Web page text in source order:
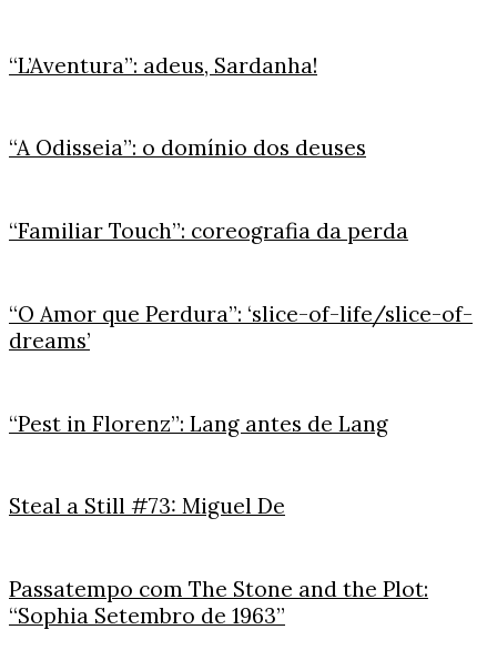
“L’Aventura”: adeus, Sardanha!
“A Odisseia”: o domínio dos deuses
“Familiar Touch”: coreografia da perda
“O Amor que Perdura”: ‘slice-of-life/slice-of-
dreams’
“Pest in Florenz”: Lang antes de Lang
Steal a Still #73: Miguel De
Passatempo com The Stone and the Plot:
“Sophia Setembro de 1963”